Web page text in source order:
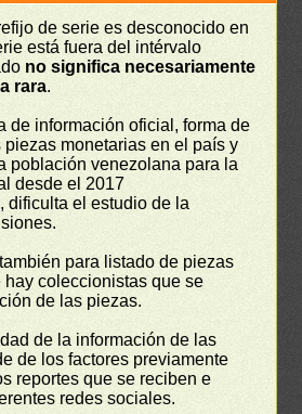
de serie es desconocido en
está fuera del intérvalo
no significa necesariamente
rara.
de información oficial, forma de
monetarias en el país y
población venezolana para la
desde el 2017
dificulta el estudio de la
para listado de piezas
hay coleccionistas que se
de las piezas.
de la información de las
de los factores previamente
reportes que se reciben e
redes sociales.